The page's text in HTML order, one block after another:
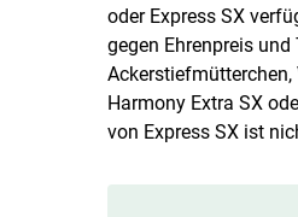
oder Express SX
gegen Ehrenpreis
Ackerstiefmütterchen,
Harmony Extra SX
von Express SX ist